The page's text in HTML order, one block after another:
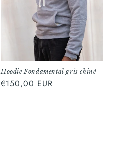
Hoodie Fondamental gris chiné
Regular
€150,00 EUR